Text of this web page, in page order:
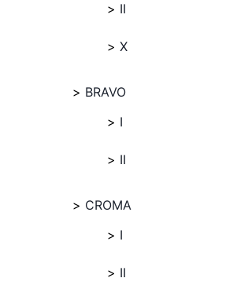
II
X
BRAVO
I
II
CROMA
I
II